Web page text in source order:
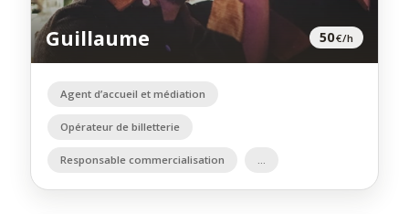
Guillaume 50€/h
Agent d’accueil et médiation
Opérateur de billetterie
Responsable commercialisation